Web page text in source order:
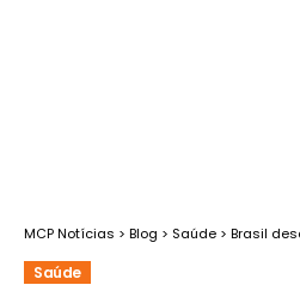
MCP Notícias > Blog > Saúde > Brasil descarta
Saúde